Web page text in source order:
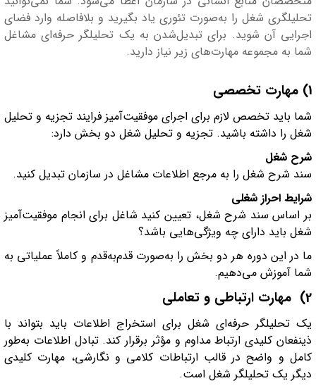
تحلیلگری شغل را به‌صورت تئوری یاد بگیرید و بلافاصله وارد فضای
اجرایی آن شوید. برای تبدیل‌شدن به یک تحلیلگر حرفه‌ای مشاغل
شما به مجموعه مهارت‌های زیر نیاز دارید.
1) مهارت تخصصی
شما باید تخصص لازم برای اجرای موفقیت‌آمیز فرایند تجزیه و تحلیل
شغل را داشته باشید. تجزیه و تحلیل شغل دو بخش دارد:
شرح شغل
سند شرح شغل را به مرجع اطلاعات مشاغل در سازمان تبدیل کنید.
شرایط احراز شغلی
بر اساس سند شرح شغل، تعیین کنید شاغل برای انجام موفقیت‌آمیز
شغل باید دارای چه ویژگی‌هایی باشد؟‌
ما در این دوره هر دو بخش را به‌صورت قدم‌به‌قدم و کاملاً عملیاتی به
شما آموزش می‌دهیم.
2) مهارت ارتباطی و تعاملی
یک تحلیلگر حرفه‌ای شغل برای استخراج اطلاعات باید بتواند با
ذینفعان کلیدی ارتباط مداوم و مؤثر برقرار کند. تبادل اطلاعات به‌طور
کامل و واضح در قالب ارتباطات کلامی و نگارشی، مهارت کلیدی
دیگر یک تحلیلگر شغل است.